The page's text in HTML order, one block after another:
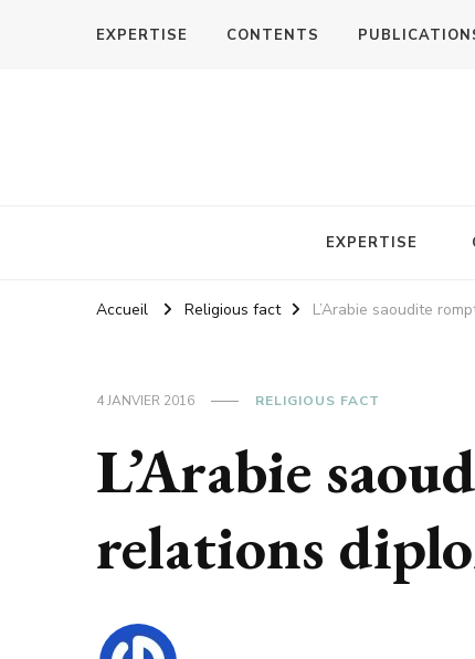
EXPERTISE CONTENTS
EXPERTISE
Accueil Religious fact L’Arabie saoudite
4 JANVIER 2016 RELIGIOUS FACT
L’Arabie
relations